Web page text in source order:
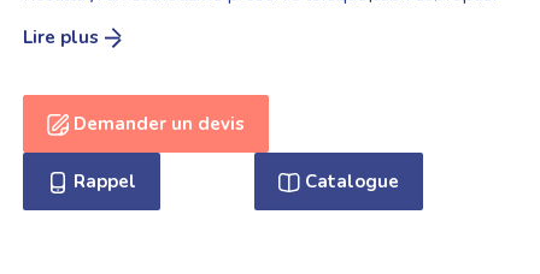
système Otract s’intègre verticalement sur les montants de
l’abri de piscine angulaire.
Demander un devis
Rappel Catalogue